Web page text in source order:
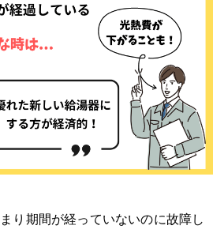
り期間が経っていないのに故障し